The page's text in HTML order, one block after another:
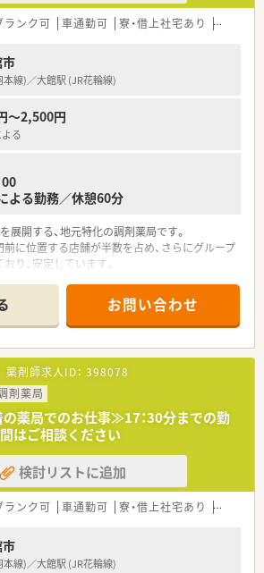
ランク可 車通勤可 寮・借上社宅あり 教育制
線)／大館駅 (JR花輪線)
～2,500円
る
00
よる勤務／休憩60分
展開する、地元特化の調剤薬局です。
に位置する店舗が半数を占め、さらにグループ
り、安定しています。
る企業です！
お問い合わせ
薬剤師求人ID： 398078
剤薬局
の薬局でのお仕事≫17：30分までの勤
はご相談ください
検討リストに追加
ランク可 車通勤可 寮・借上社宅あり 教育制
線)／大館駅 (JR花輪線)